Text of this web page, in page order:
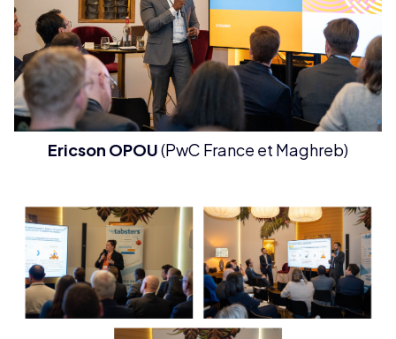
Ericson OPOU(PwC France et Maghreb)